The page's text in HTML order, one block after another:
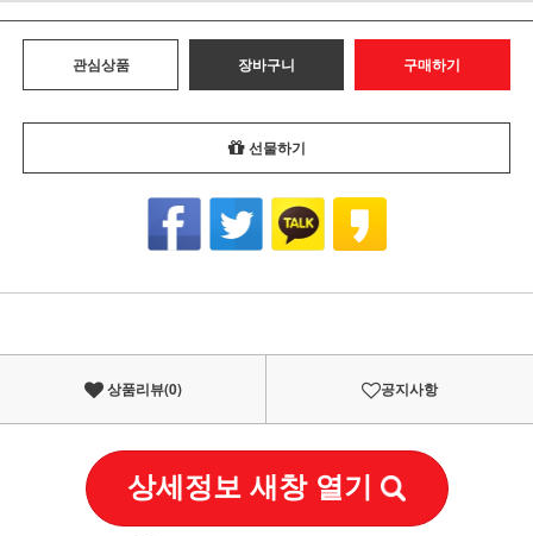
관심상품 장바구니 구매하기
선물하기
상품리뷰(0) 공지사항
상세정보 새창 열기